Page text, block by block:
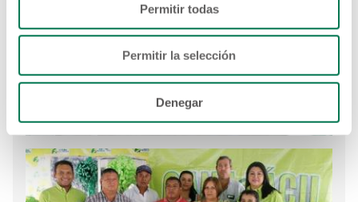
Permitir todas
Permitir la selección
Denegar